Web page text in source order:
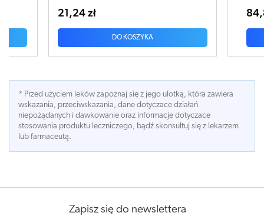
84,88 zł
DO KOSZYKA
* Przed użyciem leków zapoznaj się z jego ulotką, która zawiera
wskazania, przeciwskazania, dane dotyczace działań
niepożądanych i dawkowanie oraz informacje dotyczace
stosowania produktu leczniczego, bądź skonsultuj się z lekarzem
lub farmaceutą.
Zapisz się do newslettera